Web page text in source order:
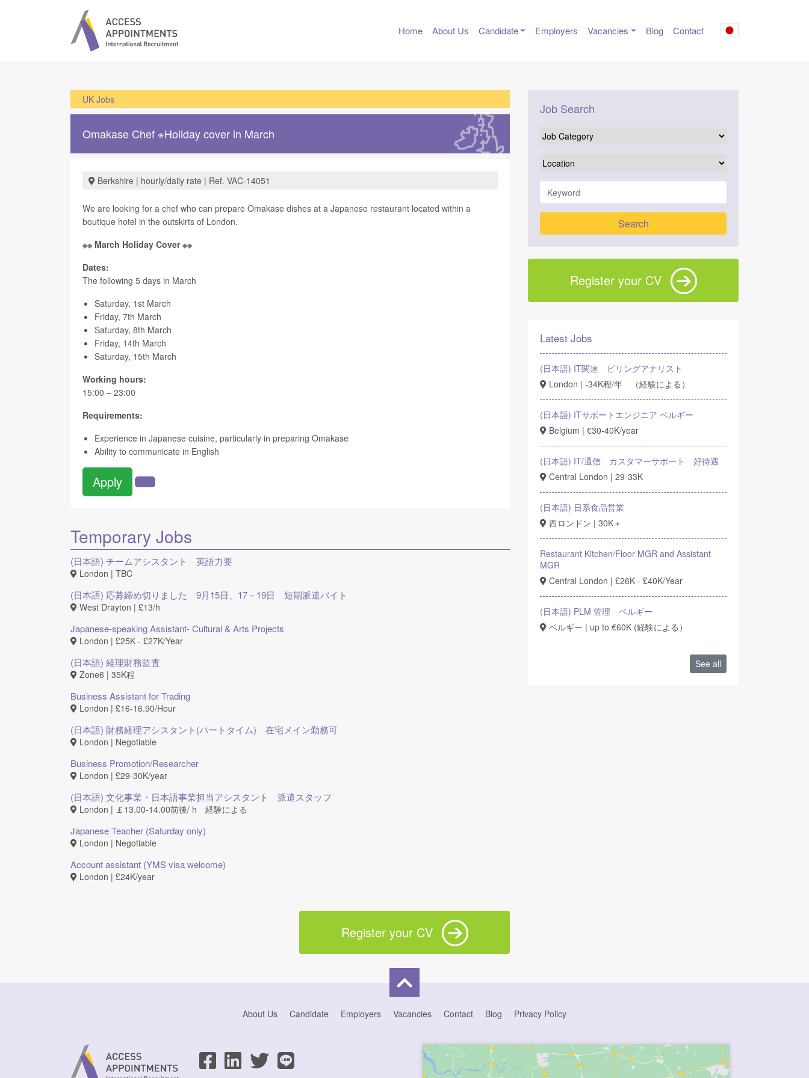
Home About Us Candidate Employers Vacancies Blog Contact
UK Jobs
Omakase Chef ※Holiday cover in March
Berkshire | hourly/daily rate | Ref. VAC-14051
We are looking for a chef who can prepare Omakase dishes at a Japanese restaurant located within a
boutique hotel in the outskirts of London.
※※ March Holiday Cover ※※
Dates:
The following 5 days in March
Saturday, 1st March
Friday, 7th March
Saturday, 8th March
Friday, 14th March
Saturday, 15th March
Working hours:
15:00 – 23:00
Requirements:
Experience in Japanese cuisine, particularly in preparing Omakase
Ability to communicate in English
Apply
Temporary Jobs
(日本語) チームアシスタント 英語力要
London | TBC
(日本語) 応募締め切りました 9月15日、17－19日 短期派遣バイト
West Drayton | £13/h
Japanese-speaking Assistant- Cultural & Arts Projects
London | £25K - £27K/Year
(日本語) 経理財務監査
Zone6 | 35K程
Business Assistant for Trading
London | £16-16.90/Hour
(日本語) 財務経理アシスタント(パートタイム) 在宅メイン勤務可
London | Negotiable
Business Promotion/Researcher
London | £29-30K/year
(日本語) 文化事業・日本語事業担当アシスタント 派遣スタッフ
London | ￡13.00-14.00前後/ h 経験による
Japanese Teacher (Saturday only)
London | Negotiable
Account assistant (YMS visa welcome)
London | £24K/year
Job Search
Register your CV
Latest Jobs
(日本語) IT関連 ビリングアナリスト
London | -34K程/年 （経験による）
(日本語) ITサポートエンジニア ベルギー
Belgium | €30-40K/year
(日本語) IT/通信 カスタマーサポート 好待遇
Central London | 29-33K
(日本語) 日系食品営業
西ロンドン | 30K＋
Restaurant Kitchen/Floor MGR and Assistant
MGR
Central London | £26K - £40K/Year
(日本語) PLM 管理 ベルギー
ベルギー | up to €60K (経験による）
See all
Register your CV
About Us Candidate Employers Vacancies Contact Blog Privacy Policy